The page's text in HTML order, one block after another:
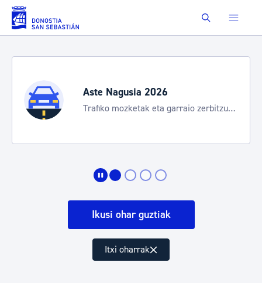
Eduki nagusira joan Buscar
Aste Nagusia 2026
Trafiko mozketak eta garraio zerbitzu
bereziak
Ikusi ohar guztiak
Itxi oharrak